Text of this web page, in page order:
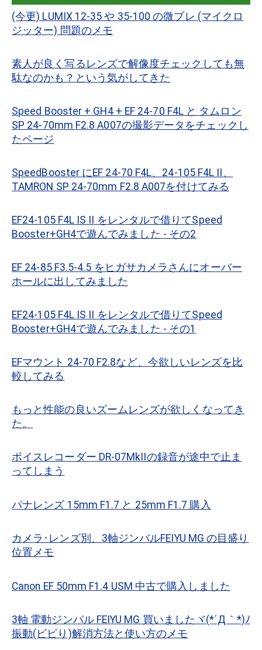
(今更) LUMIX 12-35 や 35-100 の微ブレ (マイクロ
ジッター) 問題のメモ
素人が良く写るレンズで解像度チェックしても無
駄なのかも？という気がしてきた
Speed Booster + GH4 + EF 24-70 F4L と タムロン
SP 24-70mm F2.8 A007の撮影データをチェックし
たページ
SpeedBooster にEF 24-70 F4L、24-105 F4L II、
TAMRON SP 24-70mm F2.8 A007を付けてみる
EF24-105 F4L IS II をレンタルで借りてSpeed
Booster+GH4で遊んでみました - その2
EF 24-85 F3.5-4.5 をヒガサカメラさんにオーバー
ホールに出してみました
EF24-105 F4L IS II をレンタルで借りてSpeed
Booster+GH4で遊んでみました - その1
EFマウント 24-70 F2.8など、今欲しいレンズを比
較してみる
もっと性能の良いズームレンズが欲しくなってき
た。
ボイスレコーダー DR-07MkIIの録音が途中で止ま
ってしまう
パナレンズ 15mm F1.7 と 25mm F1.7 購入
カメラ･レンズ別、3軸ジンバルFEIYU MG の目盛り
位置メモ
Canon EF 50mm F1.4 USM 中古で購入しました
3軸 電動ジンバル FEIYU MG 買いましたヾ(*´Д｀*)ﾉ
振動(ビビり)解消方法と使い方のメモ